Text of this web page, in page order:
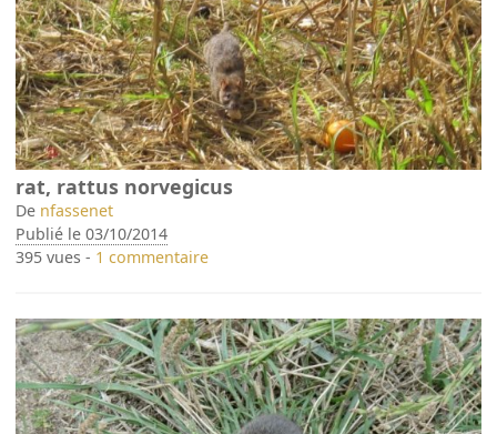
rat, rattus norvegicus
De nfassenet
Publié le 03/10/2014
395 vues - 1 commentaire